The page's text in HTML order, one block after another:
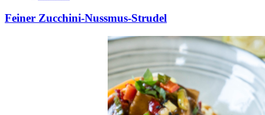
Feiner Zucchini-Nussmus-Strudel